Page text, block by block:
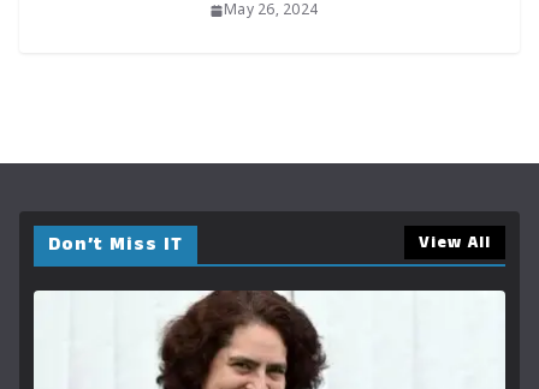
May 26, 2024
Don’t Miss IT View All